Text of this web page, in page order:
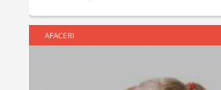
AFACERI